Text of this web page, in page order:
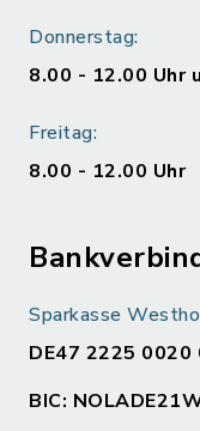
Donnerstag:
8.00 - 12.00 Uhr
Freitag:
8.00 - 12.00 Uhr
Sparkasse
DE47 2225
BIC: